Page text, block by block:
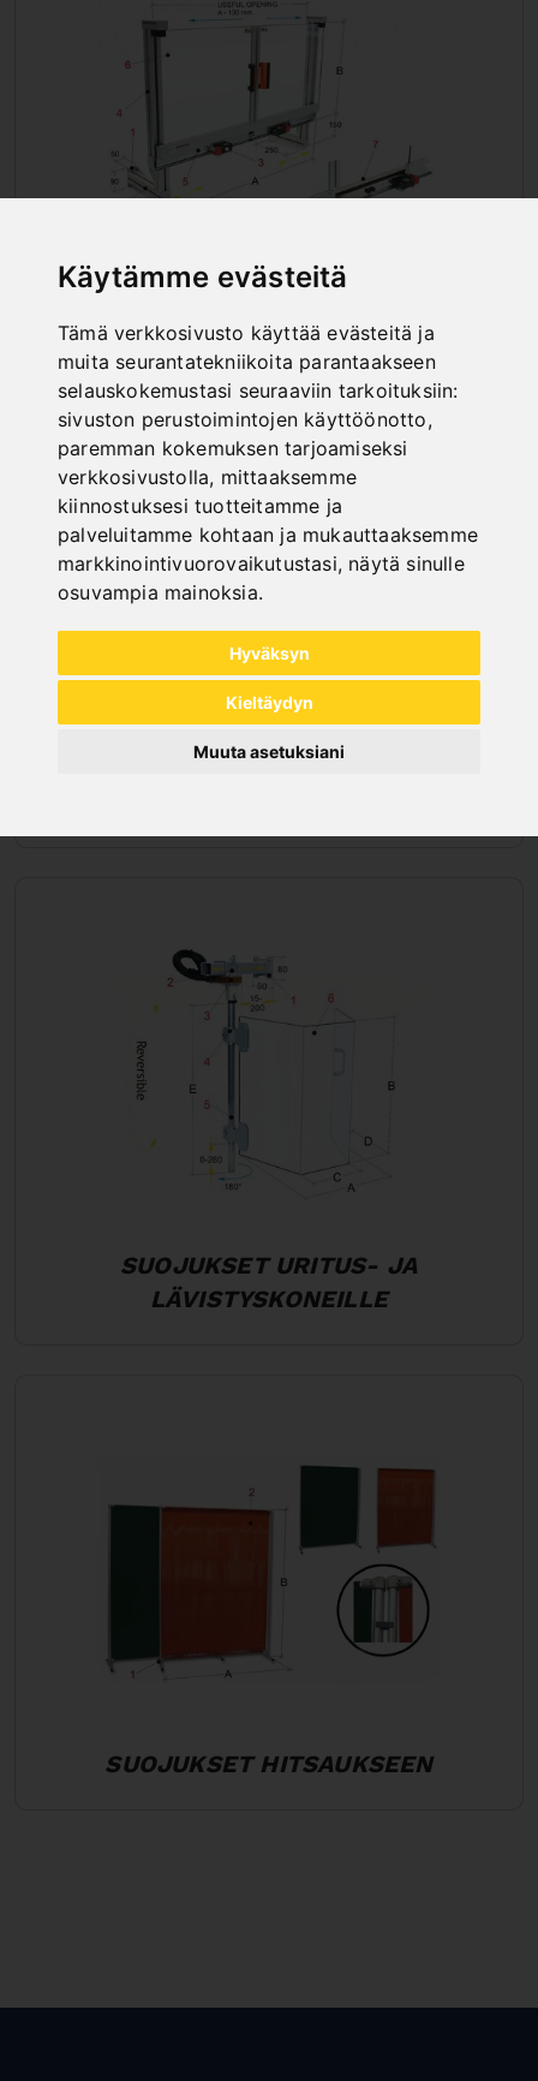
Käytämme evästeitä
Tämä verkkosivusto käyttää evästeitä ja
muita seurantatekniikoita parantaakseen
selauskokemustasi seuraaviin tarkoituksiin:
sivuston perustoimintojen käyttöönotto,
paremman kokemuksen tarjoamiseksi
verkkosivustolla, mittaaksemme
kiinnostuksesi tuotteitamme ja
palveluitamme kohtaan ja mukauttaaksemme
markkinointivuorovaikutustasi, näytä sinulle
osuvampia mainoksia.
Hyväksyn
Kieltäydyn
Muuta asetuksiani
ASENNETTAVAT
SUOJUKSET URITUS- JA
LÄVISTYSKONEILLE
SUOJUKSET HITSAUKSEEN